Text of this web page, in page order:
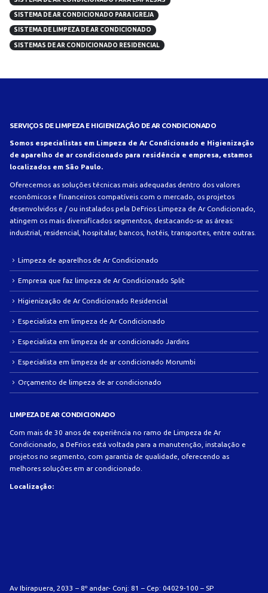
SISTEMA DE AR CONDICIONADO PARA IGREJA
SISTEMA DE LIMPEZA DE AR CONDICIONADO
SISTEMAS DE AR CONDICIONADO RESIDENCIAL
SERVIÇOS DE LIMPEZA E HIGIENIZAÇÃO DE AR CONDICIONADO
Somos especialistas em Limpeza de Ar Condicionado e Higienização
de aparelho de ar condicionado para residência e empresa, estamos
localizados em São Paulo.
Oferecemos as soluções técnicas mais adequadas dentro dos valores
econômicos e financeiros compatíveis com o mercado, os projetos
desenvolvidos e / ou instalados pela DeFrios Limpeza de Ar Condicionado,
atingem os mais diversificados segmentos, destacando-se as áreas:
industrial, residencial, hospitalar, bancos, hotéis, transportes, entre outras.
Limpeza de aparelhos de Ar Condicionado
Empresa que faz limpeza de Ar Condicionado Split
Higienização de Ar Condicionado Residencial
Especialista em limpeza de Ar Condicionado
Especialista em limpeza de ar condicionado Jardins
Especialista em limpeza de ar condicionado Morumbi
Orçamento de limpeza de ar condicionado
LIMPEZA DE AR CONDICIONADO
Com mais de 30 anos de experiência no ramo de Limpeza de Ar
Condicionado, a DeFrios está voltada para a manutenção, instalação e
projetos no segmento, com garantia de qualidade, oferecendo as
melhores soluções em ar condicionado.
Localização:
Av Ibirapuera, 2033 – 8º andar- Conj: 81 – Cep: 04029-100 – SP